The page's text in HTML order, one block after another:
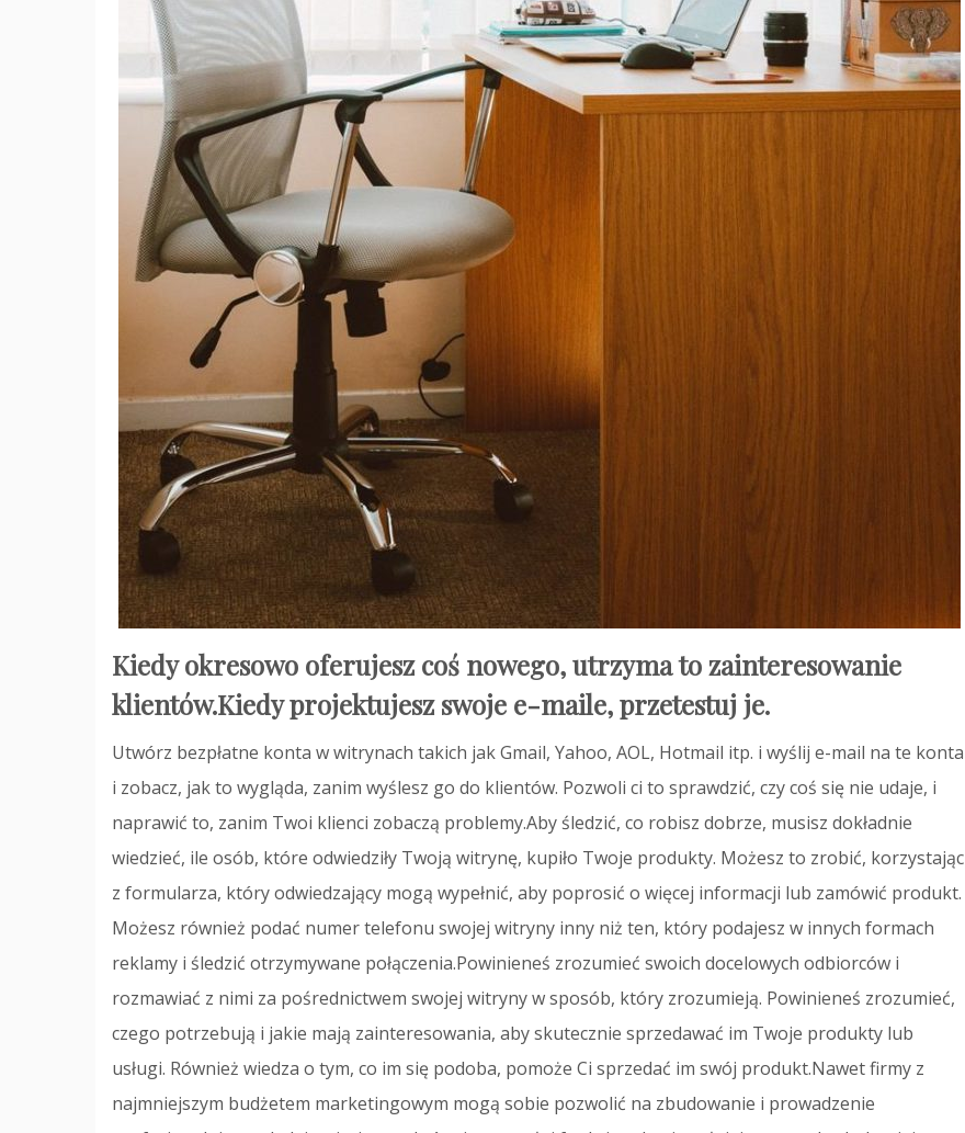
Kiedy okresowo oferujesz coś nowego, utrzyma to zainteresowanie
klientów.Kiedy projektujesz swoje e-maile, przetestuj je.
Utwórz bezpłatne konta w witrynach takich jak Gmail, Yahoo, AOL, Hotmail itp. i wyślij e-mail na te konta
i zobacz, jak to wygląda, zanim wyślesz go do klientów. Pozwoli ci to sprawdzić, czy coś się nie udaje, i
naprawić to, zanim Twoi klienci zobaczą problemy.Aby śledzić, co robisz dobrze, musisz dokładnie
wiedzieć, ile osób, które odwiedziły Twoją witrynę, kupiło Twoje produkty. Możesz to zrobić, korzystając
z formularza, który odwiedzający mogą wypełnić, aby poprosić o więcej informacji lub zamówić produkt.
Możesz również podać numer telefonu swojej witryny inny niż ten, który podajesz w innych formach
reklamy i śledzić otrzymywane połączenia.Powinieneś zrozumieć swoich docelowych odbiorców i
rozmawiać z nimi za pośrednictwem swojej witryny w sposób, który zrozumieją. Powinieneś zrozumieć,
czego potrzebują i jakie mają zainteresowania, aby skutecznie sprzedawać im Twoje produkty lub
usługi. Również wiedza o tym, co im się podoba, pomoże Ci sprzedać im swój produkt.Nawet firmy z
najmniejszym budżetem marketingowym mogą sobie pozwolić na zbudowanie i prowadzenie